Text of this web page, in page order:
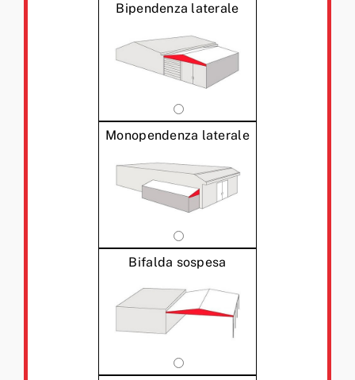
Bipendenza laterale
Monopendenza laterale
Bifalda sospesa